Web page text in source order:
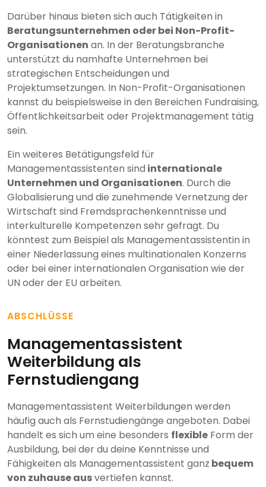
Darüber hinaus bieten sich auch Tätigkeiten in
Beratungsunternehmen oder bei Non-Profit-
Organisationen an. In der Beratungsbranche
unterstützt du namhafte Unternehmen bei
strategischen Entscheidungen und
Projektumsetzungen. In Non-Profit-Organisationen
kannst du beispielsweise in den Bereichen Fundraising,
Öffentlichkeitsarbeit oder Projektmanagement tätig
sein.
Ein weiteres Betätigungsfeld für
Managementassistenten sind internationale
Unternehmen und Organisationen. Durch die
Globalisierung und die zunehmende Vernetzung der
Wirtschaft sind Fremdsprachenkenntnisse und
interkulturelle Kompetenzen sehr gefragt. Du
könntest zum Beispiel als Managementassistentin in
einer Niederlassung eines multinationalen Konzerns
oder bei einer internationalen Organisation wie der
UN oder der EU arbeiten.
ABSCHLÜSSE
Managementassistent
Weiterbildung als
Fernstudiengang
Managementassistent Weiterbildungen werden
häufig auch als Fernstudiengänge angeboten. Dabei
handelt es sich um eine besonders flexible Form der
Ausbildung, bei der du deine Kenntnisse und
Fähigkeiten als Managementassistent ganz bequem
von zuhause ausvertiefen kannst.